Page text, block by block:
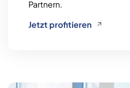
Partnern.
Jetzt profitieren
Seite teilen